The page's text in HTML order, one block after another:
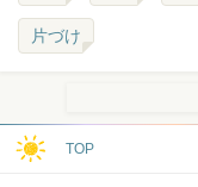
片づけ
TOP